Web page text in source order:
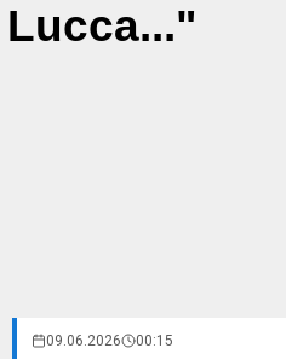
Lucca..."
09.06.2026 00:15